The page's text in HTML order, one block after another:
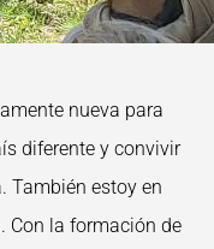
nueva para
diferente y convivir
También estoy en
Con la formación de